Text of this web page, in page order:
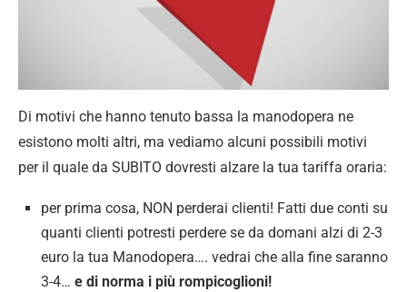
Di motivi che hanno tenuto bassa la manodopera ne
esistono molti altri, ma vediamo alcuni possibili motivi
per il quale da SUBITO dovresti alzare la tua tariffa oraria:
per prima cosa, NON perderai clienti! Fatti due conti su
quanti clienti potresti perdere se da domani alzi di 2-3
euro la tua Manodopera…. vedrai che alla fine saranno
3-4… e di norma i più rompicoglioni!